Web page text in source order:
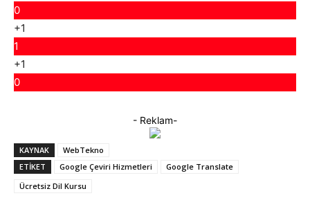
0
+1
1
+1
0
- Reklam-
KAYNAK
WebTekno
ETIKET
Google Çeviri Hizmetleri
Google Translate
Ücretsiz Dil Kursu